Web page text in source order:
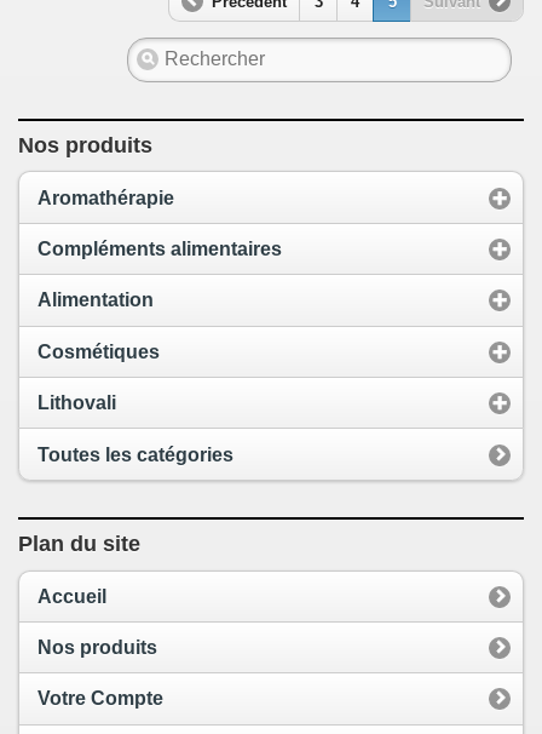
Nos produits
Aromathérapie
Compléments alimentaires
Alimentation
Cosmétiques
Lithovali
Toutes les catégories
Plan du site
Accueil
Nos produits
Votre Compte